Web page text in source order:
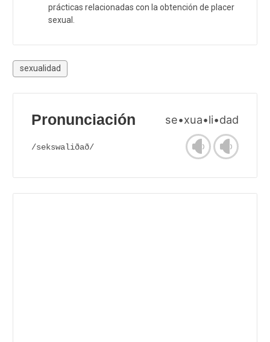
prácticas relacionadas con la obtención de placer
sexual.
sexualidad
Pronunciación se•xua•li•dad
/sekswaliðað/